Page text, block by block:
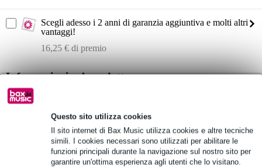
Questo sito utilizza cookies
Il sito internet di Bax Music utilizza cookies e altre tecniche
simili. I cookies necessari sono utilizzati per abilitare le
funzioni principali durante la navigazione sul nostro sito per
garantire un'ottima esperienza agli utenti che lo visitano.
Scegli adesso i 2 anni di garanzia aggiuntiva e molti altri
vantaggi!
16,25 € di premio
Informazioni sul prodotto
Mixer FX professionale Mackie ProFX12v3 con interfaccia USB
EQ a 3 bande su ogni canale
canali 5-10 dotati di ingressi di linea mic/stereo
Specifiche complete